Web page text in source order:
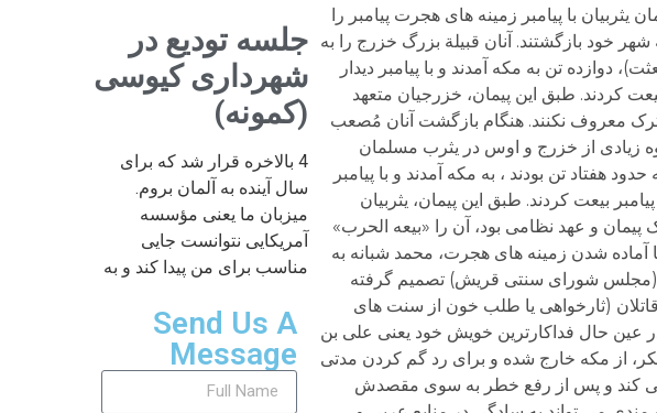
جلسه تودیع در
شهرداری کیوسی
(کمونه)
4 بالاخره قرار شد که برای
سال آینده به آلمان بروم.
میزبان ما یعنی مؤسسه
آمریکایی نتوانست جایی
مناسب برای من پیدا کند و به
Send Us A
Message